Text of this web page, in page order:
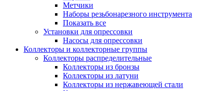
Метчики
Наборы резьбонарезного инструмента
Показать все
Установки для опрессовки
Насосы для опрессовки
Коллекторы и коллекторные группы
Коллекторы распределительные
Коллекторы из бронзы
Коллекторы из латуни
Коллекторы из нержавеющей стали